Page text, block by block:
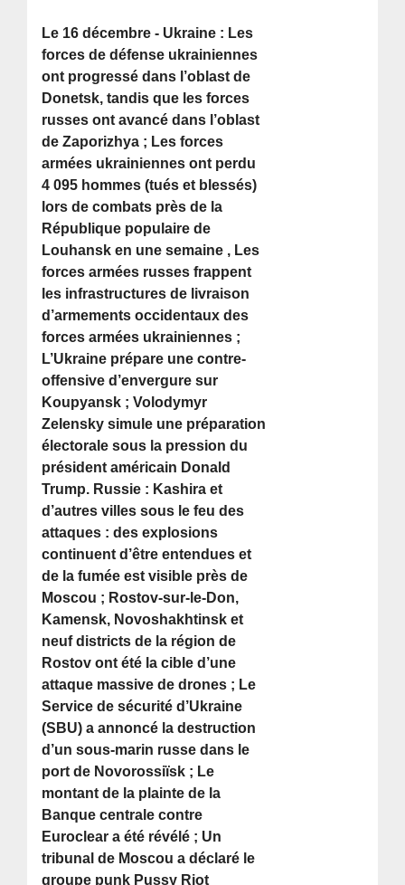
Le 16 décembre - Ukraine : Les
forces de défense ukrainiennes
ont progressé dans l’oblast de
Donetsk, tandis que les forces
russes ont avancé dans l’oblast
de Zaporizhya ; Les forces
armées ukrainiennes ont perdu
4 095 hommes (tués et blessés)
lors de combats près de la
République populaire de
Louhansk en une semaine , Les
forces armées russes frappent
les infrastructures de livraison
d’armements occidentaux des
forces armées ukrainiennes ;
L’Ukraine prépare une contre-
offensive d’envergure sur
Koupyansk ; Volodymyr
Zelensky simule une préparation
électorale sous la pression du
président américain Donald
Trump. Russie : Kashira et
d’autres villes sous le feu des
attaques : des explosions
continuent d’être entendues et
de la fumée est visible près de
Moscou ; Rostov-sur-le-Don,
Kamensk, Novoshakhtinsk et
neuf districts de la région de
Rostov ont été la cible d’une
attaque massive de drones ; Le
Service de sécurité d’Ukraine
(SBU) a annoncé la destruction
d’un sous-marin russe dans le
port de Novorossiïsk ; Le
montant de la plainte de la
Banque centrale contre
Euroclear a été révélé ; Un
tribunal de Moscou a déclaré le
groupe punk Pussy Riot